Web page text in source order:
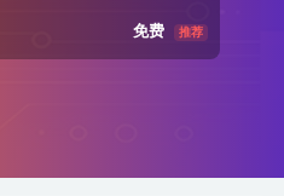
免费 推荐